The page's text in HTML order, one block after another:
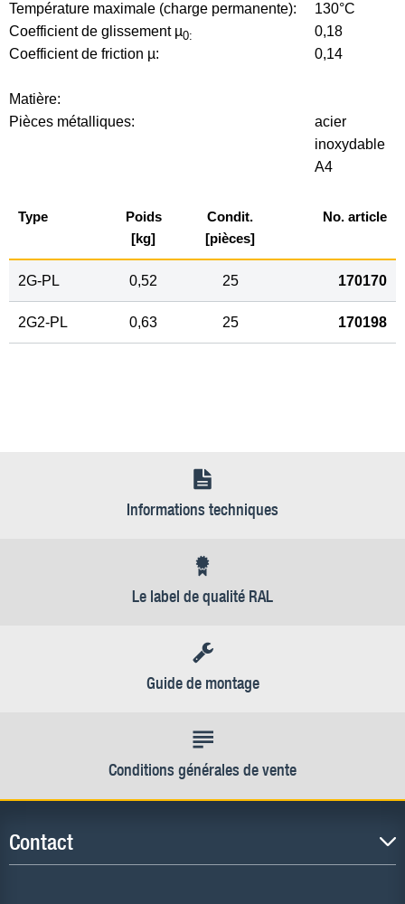
Température maximale (charge permanente):
130°C
Coefficient de glissement µ0:
0,18
Coefficient de friction µ:
0,14
Matière:
Pièces métalliques:
acier
inoxydable
A4
Type
Poids
[kg]
Condit.
[pièces]
No. article
2G-PL 0,52 25 170170
2G2-PL 0,63 25 170198
Informations techniques
Le label de qualité RAL
Guide de montage
Conditions générales de vente
Contact